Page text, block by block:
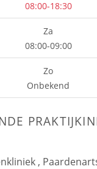
08:00-18:30
Za
08:00-09:00
Zo
Onbekend
,